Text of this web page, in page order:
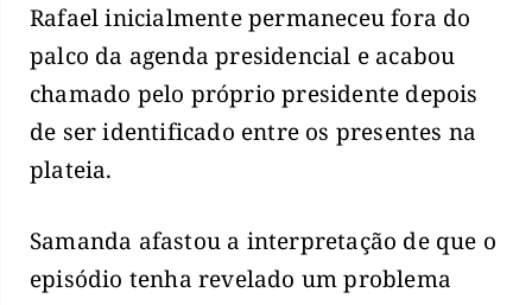
Rafael inicialmente permaneceu fora do
palco da agenda presidencial e acabou
chamado pelo próprio presidente depois
de ser identificado entre os presentes na
plateia.
Samanda afastou a interpretação de que o
episódio tenha revelado um problema